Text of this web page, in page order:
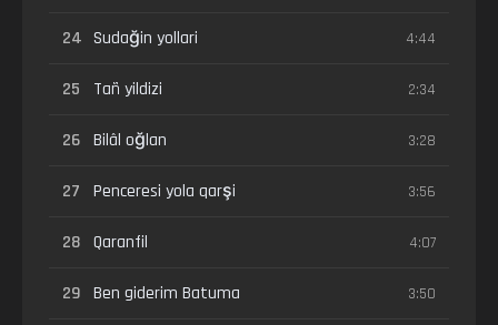
24 Sudağin yollari 4:44
25 Tañ yildizi 2:34
26 Bilâl oğlan 3:28
27 Penceresi yola qarşi 3:56
28 Qaranfil 4:07
29 Ben giderim Batuma 3:50